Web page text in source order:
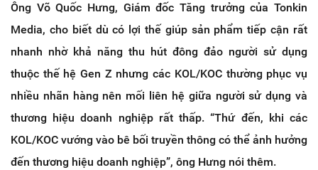
Ông Võ Quốc Hưng, Giám đốc Tăng trưởng của Tonkin
Media, cho biết dù có lợi thế giúp sản phẩm tiếp cận rất
nhanh nhờ khả năng thu hút đông đảo người sử dụng
thuộc thế hệ Gen Z nhưng các KOL/KOC thường phục vụ
nhiều nhãn hàng nên mối liên hệ giữa người sử dụng và
thương hiệu doanh nghiệp rất thấp. “Thứ đến, khi các
KOL/KOC vướng vào bê bối truyền thông có thể ảnh hưởng
đến thương hiệu doanh nghiệp”, ông Hưng nói thêm.